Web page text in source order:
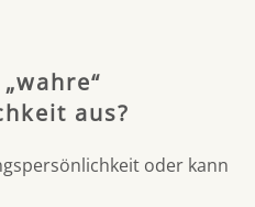
aus?
oder kann